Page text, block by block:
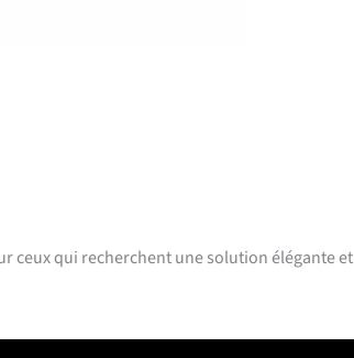
ceux qui recherchent une solution élégante et